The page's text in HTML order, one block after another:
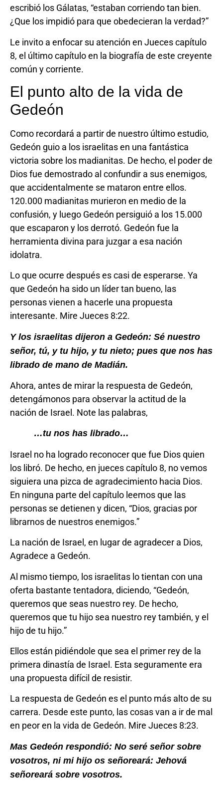
escribió los Gálatas, “estaban corriendo tan bien.
¿Que los impidió para que obedecieran la verdad?”
Le invito a enfocar su atención en Jueces capítulo
8, el último capítulo en la biografía de este creyente
común y corriente.
El punto alto de la vida de
Gedeón
Como recordará a partir de nuestro último estudio,
Gedeón guio a los israelitas en una fantástica
victoria sobre los madianitas. De hecho, el poder de
Dios fue demostrado al confundir a sus enemigos,
que accidentalmente se mataron entre ellos.
120.000 madianitas murieron en medio de la
confusión, y luego Gedeón persiguió a los 15.000
que escaparon y los derrotó. Gedeón fue la
herramienta divina para juzgar a esa nación
idolatra.
Lo que ocurre después es casi de esperarse. Ya
que Gedeón ha sido un líder tan bueno, las
personas vienen a hacerle una propuesta
interesante. Mire Jueces 8:22.
Y los israelitas dijeron a Gedeón: Sé nuestro
señor, tú, y tu hijo, y tu nieto; pues que nos has
librado de mano de Madián.
Ahora, antes de mirar la respuesta de Gedeón,
detengámonos para observar la actitud de la
nación de Israel. Note las palabras,
…tu nos has librado…
Israel no ha logrado reconocer que fue Dios quien
los libró. De hecho, en jueces capítulo 8, no vemos
siguiera una pizca de agradecimiento hacia Dios.
En ninguna parte del capítulo leemos que las
personas se detienen y dicen, “Dios, gracias por
librarnos de nuestros enemigos.”
La nación de Israel, en lugar de agradecer a Dios,
Agradece a Gedeón.
Al mismo tiempo, los israelitas lo tientan con una
oferta bastante tentadora, diciendo, “Gedeón,
queremos que seas nuestro rey. De hecho,
queremos que tu hijo sea nuestro rey también, y el
hijo de tu hijo.”
Ellos están pidiéndole que sea el primer rey de la
primera dinastía de Israel. Esta seguramente era
una propuesta difícil de resistir.
La respuesta de Gedeón es el punto más alto de su
carrera. Desde este punto, las cosas van a ir de mal
en peor en la vida de Gedeón. Mire Jueces 8:23.
Mas Gedeón respondió: No seré señor sobre
vosotros, ni mi hijo os señoreará: Jehová
señoreará sobre vosotros.